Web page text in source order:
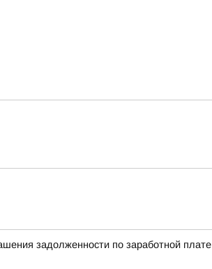
задолженности по заработной